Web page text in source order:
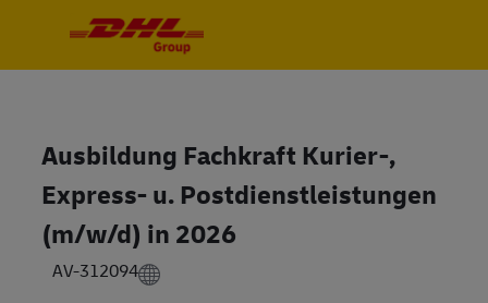
Ausbildung Fachkraft Kurier-,
Express- u. Postdienstleistungen
(m/w/d) in 2026
AV-312094